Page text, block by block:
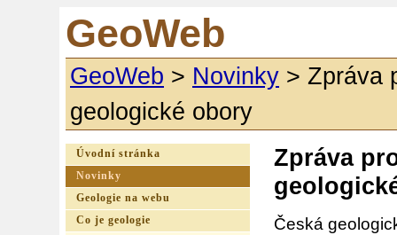
GeoWeb
GeoWeb > Novinky > Zpráva
geologické obory
Zpráva
Česká
Úvodní stránka
Novinky
Geologie na webu
Co je geologie